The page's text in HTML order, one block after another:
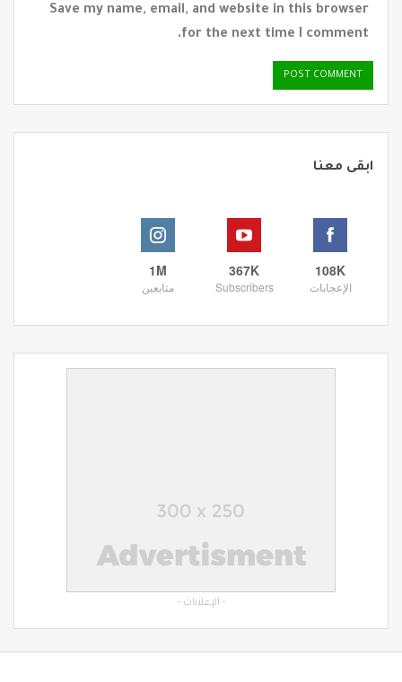
Save my name, email, and website in this browser
for the next time I comment.
ابقى معنا
108K
الإعجابات
367K
Subscribers
1M
متابعين
- الإعلانات -